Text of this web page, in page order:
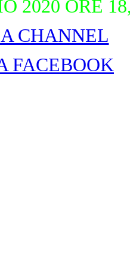
2020 ORE
CHANNEL
FACEBOOK